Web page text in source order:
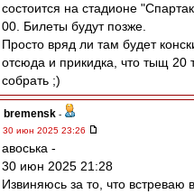
состоится на стадионе
00. Билеты будут позже.
Просто вряд ли там будет
отсюда и прикидка, что тыщ 20
собрать ;)
bremensk -
30 июн 2025 23:26
авоська -
30 июн 2025 21:28
Извиняюсь за то, что встреваю